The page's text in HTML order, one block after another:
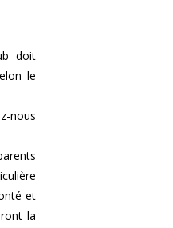
doit
le
nous
et
la